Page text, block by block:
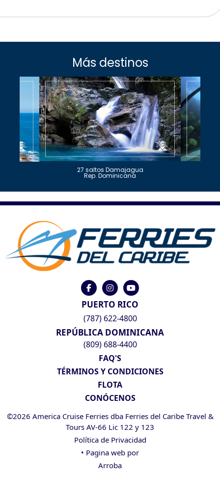
Más destinos
27 saltos Damajagua
Rep. Dominicana
PUERTO RICO
(787) 622-4800
REPÚBLICA DOMINICANA
(809) 688-4400
FAQ'S
TÉRMINOS Y CONDICIONES
FLOTA
CONÓCENOS
©2026 America Cruise Ferries dba Ferries del Caribe Travel &
Tours AV-66 Lic 122 y 123
Política de Privacidad
• Pagina web por
Arroba